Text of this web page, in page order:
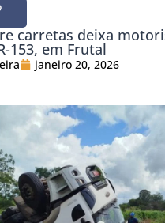
carretas deixa
153, em Frutal
janeiro 20, 2026